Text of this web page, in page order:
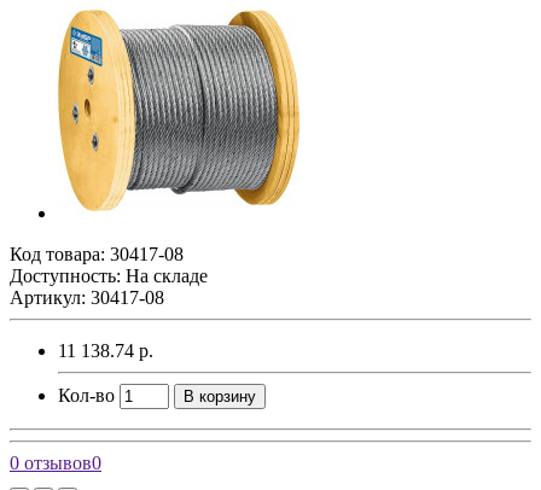
Код товара: 30417-08
Доступность: На складе
Артикул: 30417-08
11 138.74 р.
Кол-во В корзину
0 отзывов0